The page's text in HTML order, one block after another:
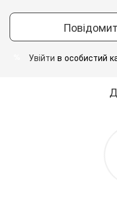
Увійти в особистий